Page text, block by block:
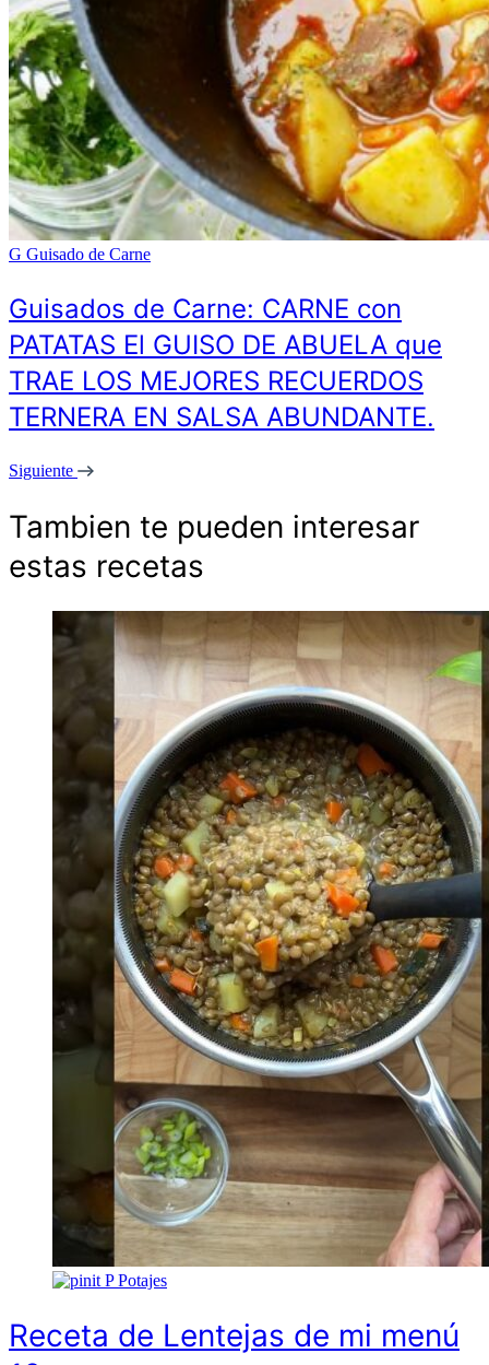
G Guisado de Carne
Guisados de Carne: CARNE con
PATATAS El GUISO DE ABUELA que
TRAE LOS MEJORES RECUERDOS
TERNERA EN SALSA ABUNDANTE.
Siguiente
Tambien te pueden interesar
estas recetas
P Potajes
Receta de Lentejas de mi menú